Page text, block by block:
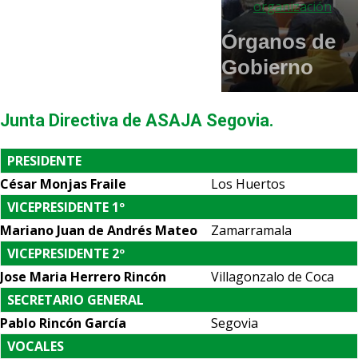
organización
Órganos de
Gobierno
Junta Directiva de ASAJA Segovia.
PRESIDENTE
César Monjas Fraile
Los Huertos
VICEPRESIDENTE 1º
Mariano Juan de Andrés Mateo
Zamarramala
VICEPRESIDENTE 2º
Jose Maria Herrero Rincón
Villagonzalo de Coca
SECRETARIO GENERAL
Pablo Rincón García
Segovia
VOCALES